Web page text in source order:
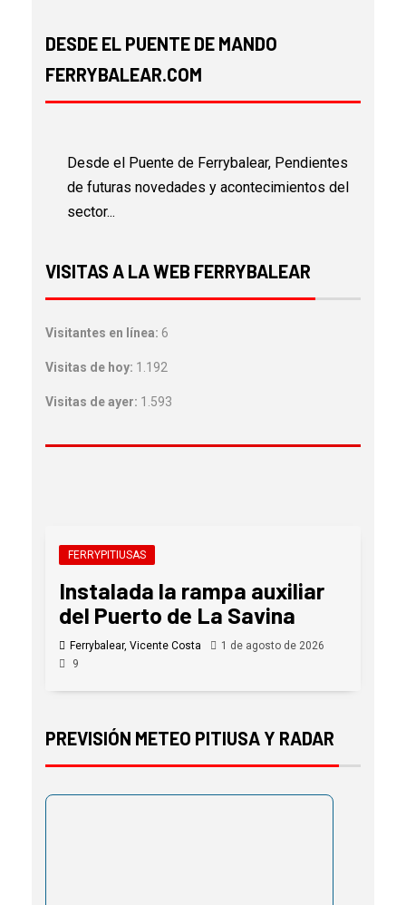
DESDE EL PUENTE DE MANDO
FERRYBALEAR.COM
Desde el Puente de Ferrybalear, Pendientes
de futuras novedades y acontecimientos del
sector...
VISITAS A LA WEB FERRYBALEAR
Visitantes en línea: 6
Visitas de hoy: 1.192
Visitas de ayer: 1.593
FERRYPITIUSAS
Instalada la rampa auxiliar
del Puerto de La Savina
Ferrybalear, Vicente Costa
1 de agosto de 2026
9
PREVISIÓN METEO PITIUSA Y RADAR